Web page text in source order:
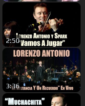
2:50
3:36